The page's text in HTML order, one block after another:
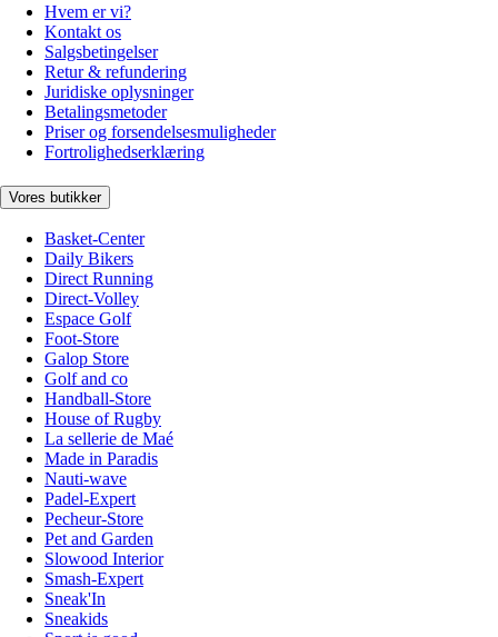
Hvem er vi?
Kontakt os
Salgsbetingelser
Retur & refundering
Juridiske oplysninger
Betalingsmetoder
Priser og forsendelsesmuligheder
Fortrolighedserklæring
Vores butikker
Basket-Center
Daily Bikers
Direct Running
Direct-Volley
Espace Golf
Foot-Store
Galop Store
Golf and co
Handball-Store
House of Rugby
La sellerie de Maé
Made in Paradis
Nauti-wave
Padel-Expert
Pecheur-Store
Pet and Garden
Slowood Interior
Smash-Expert
Sneak'In
Sneakids